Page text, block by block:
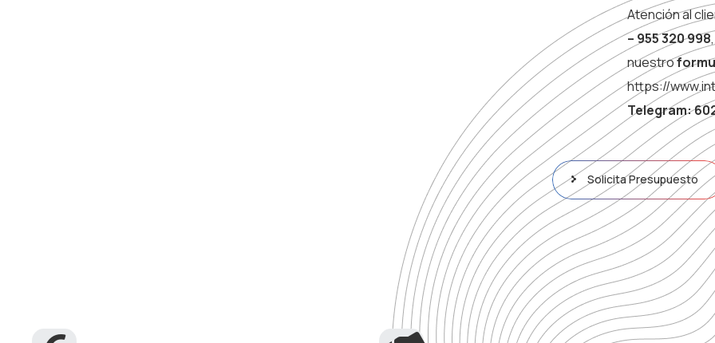
Atención al
– 955 320 998
nuestro
https://
Telegram:
Solicita Presupuesto